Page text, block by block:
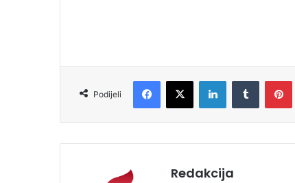
Podijeli
Redakcija